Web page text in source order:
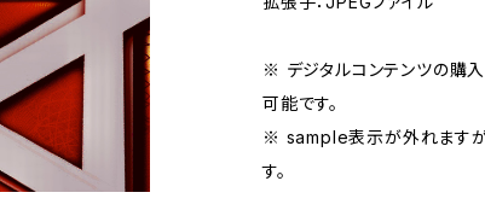
※ デジタルコンテンツの購
可能です。
※ sample表示が外れますが
す。